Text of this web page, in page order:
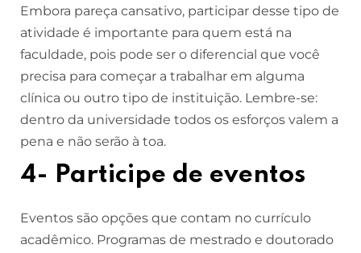
Embora pareça cansativo, participar desse tipo de
atividade é importante para quem está na
faculdade, pois pode ser o diferencial que você
precisa para começar a trabalhar em alguma
clínica ou outro tipo de instituição. Lembre-se:
dentro da universidade todos os esforços valem a
pena e não serão à toa.
4- Participe de eventos
Eventos são opções que contam no currículo
acadêmico. Programas de mestrado e doutorado